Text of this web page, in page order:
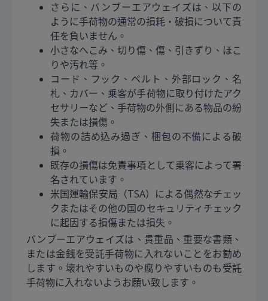
さらに、バンブーエアウェイズは、以下の
ように手荷物の通常の損耗・破損について責
任を負いません。
小さなへこみ、切り傷、傷、引きずり、ほこ
りや汚れ等。
コード、フック、ベルト、外部ロック、名
札、カバー、乗客が手荷物に取り付けたアク
セサリーなど、手荷物の外側にある物品の紛
失または損傷。
荷物の詰め込み過ぎ、梱包の不備による破
損。
既存の損傷は免責事項として乗客によって署
名されています。
米国運輸保安局（TSA）による偶然なチェッ
クまたはその他の国のセキュリティチェック
に起因する損傷または損失。
バンブーエアウェイズは、貴重品、重要な書類、
または金銭を受託手荷物に入れないことをお勧め
します。壊れやすいものや腐りやすいものも受託
手荷物に入れないようお願い致します。